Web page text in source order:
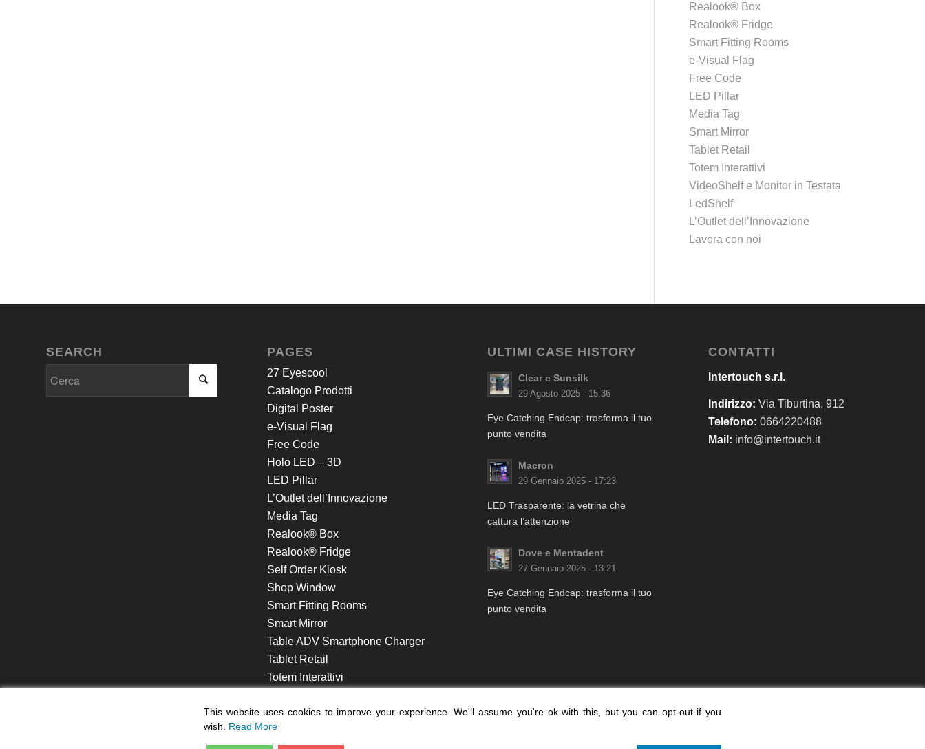
Realook® Box
Realook® Fridge
Smart Fitting Rooms
e-Visual Flag
Free Code
LED Pillar
Media Tag
Smart Mirror
Tablet Retail
Totem Interattivi
VideoShelf e Monitor in Testata
LedShelf
L’Outlet dell’Innovazione
Lavora con noi
SEARCH PAGES
27 Eyescool
Catalogo Prodotti
Digital Poster
e-Visual Flag
Free Code
Holo LED – 3D
LED Pillar
L’Outlet dell’Innovazione
Media Tag
Realook® Box
Realook® Fridge
Self Order Kiosk
Shop Window
Smart Fitting Rooms
Smart Mirror
Table ADV Smartphone Charger
Tablet Retail
Totem Interattivi
ULTIMI CASE HISTORY
Clear e Sunsilk
29 Agosto 2025 - 15:36
Eye Catching Endcap: trasforma il tuo
punto vendita
Macron
29 Gennaio 2025 - 17:23
LED Trasparente: la vetrina che
cattura l’attenzione
Dove e Mentadent
27 Gennaio 2025 - 13:21
Eye Catching Endcap: trasforma il tuo
punto vendita
CONTATTI
Intertouch s.r.l.
Indirizzo: Via Tiburtina, 912
Telefono: 0664220488
Mail: info@intertouch.it
This website uses cookies to improve your experience. We'll assume you're ok with this, but you can opt-out if you
wish. Read More